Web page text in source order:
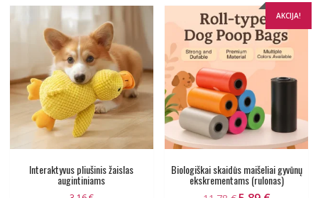
Interaktyvus pliušinis žaislas
augintiniams
AKCIJA!
Biologiškai skaidūs maišeliai gyvūnų
ekskrementams (rulonas)